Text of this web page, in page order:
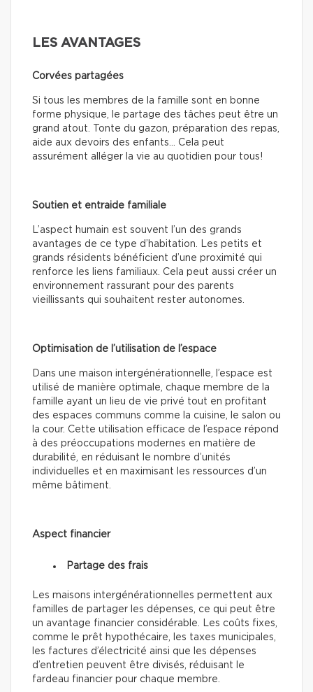
LES AVANTAGES
Corvées partagées
Si tous les membres de la famille sont en bonne
forme physique, le partage des tâches peut être un
grand atout. Tonte du gazon, préparation des repas,
aide aux devoirs des enfants… Cela peut
assurément alléger la vie au quotidien pour tous!
Soutien et entraide familiale
L’aspect humain est souvent l’un des grands
avantages de ce type d’habitation. Les petits et
grands résidents bénéficient d’une proximité qui
renforce les liens familiaux. Cela peut aussi créer un
environnement rassurant pour des parents
vieillissants qui souhaitent rester autonomes.
Optimisation de l’utilisation de l’espace
Dans une maison intergénérationnelle, l’espace est
utilisé de manière optimale, chaque membre de la
famille ayant un lieu de vie privé tout en profitant
des espaces communs comme la cuisine, le salon ou
la cour. Cette utilisation efficace de l’espace répond
à des préoccupations modernes en matière de
durabilité, en réduisant le nombre d’unités
individuelles et en maximisant les ressources d’un
même bâtiment.
Aspect financier
Partage des frais
Les maisons intergénérationnelles permettent aux
familles de partager les dépenses, ce qui peut être
un avantage financier considérable. Les coûts fixes,
comme le prêt hypothécaire, les taxes municipales,
les factures d’électricité ainsi que les dépenses
d’entretien peuvent être divisés, réduisant le
fardeau financier pour chaque membre.